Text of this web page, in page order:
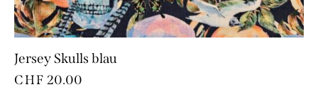
Jersey Skulls blau
CHF 20.00